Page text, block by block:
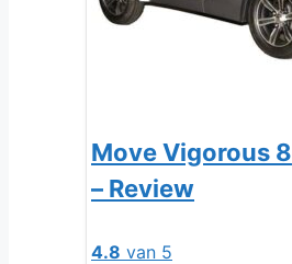
Move Vigorous 8
– Review
4.8 van 5